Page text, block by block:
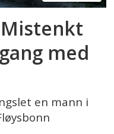
med
en mann i